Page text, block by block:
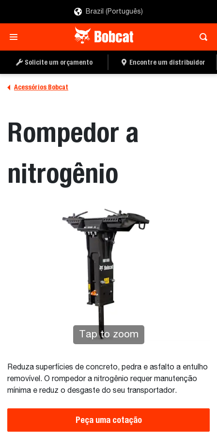
Brazil (Português)
Solicite um orçamento Encontre um distribuidor
Acessórios Bobcat
Rompedor a
nitrogênio
Tap to zoom
Reduza superfícies de concreto, pedra e asfalto a entulho
removível. O rompedor a nitrogênio requer manutenção
mínima e reduz o desgaste do seu transportador.
Peça uma cotação
PEÇA UMA COTAÇÃO
ENCONTRE UM